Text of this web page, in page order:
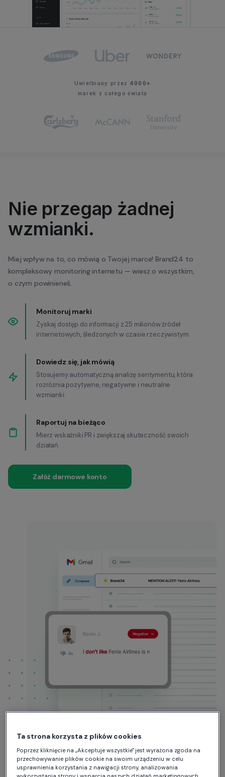
Uwielbiany przez 4000+
marek z całego świata
Nie przegap żadnej
wzmianki.
Miej wpływ na to, co mówią o Twojej marce! Brand24 to
kompleksowy monitoring internetu — wiesz o wszystkim,
o czym powinieneś.
Monitoruj marki
Zyskaj dostęp do informacji z 25 milionów źródeł
internetowych, śledzonych w czasie rzeczywistym.
Dowiedz się, jak mówią
Stosujemy automatyczną analizę sentymentu, która
rozróżnia pozytywne, negatywne i neutralne
wzmianki.
Raportuj na bieżąco
Mierz wskaźniki PR i zwiększaj skuteczność swoich
działań.
Załóż darmowe konto
Ta strona korzysta z plików cookies
Poprzez kliknięcie na „Akceptuje wszystkie" jest wyrażona zgoda na
przechowywanie plików cookie na swoim urządzeniu w celu
usprawnienia korzystania z nawigacji strony, analizowania